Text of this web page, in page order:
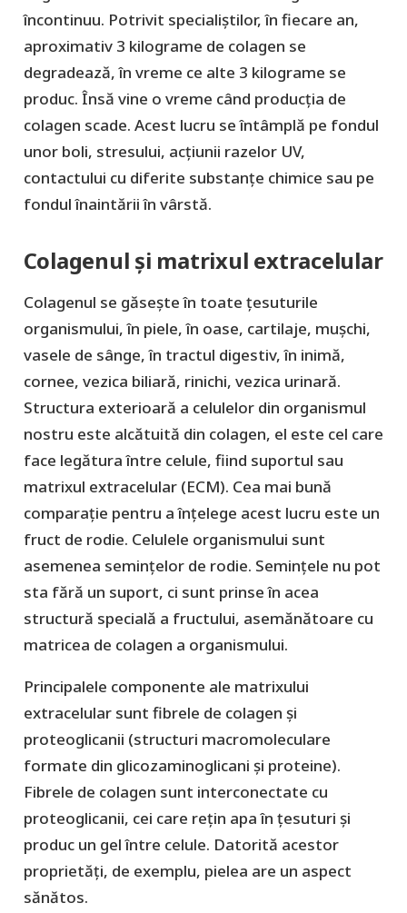
încontinuu. Potrivit specialiștilor, în fiecare an,
aproximativ 3 kilograme de colagen se
degradează, în vreme ce alte 3 kilograme se
produc. Însă vine o vreme când producția de
colagen scade. Acest lucru se întâmplă pe fondul
unor boli, stresului, acțiunii razelor UV,
contactului cu diferite substanțe chimice sau pe
fondul înaintării în vârstă.
Colagenul și matrixul extracelular
Colagenul se găsește în toate țesuturile
organismului, în piele, în oase, cartilaje, mușchi,
vasele de sânge, în tractul digestiv, în inimă,
cornee, vezica biliară, rinichi, vezica urinară.
Structura exterioară a celulelor din organismul
nostru este alcătuită din colagen, el este cel care
face legătura între celule, fiind suportul sau
matrixul extracelular (ECM). Cea mai bună
comparație pentru a înțelege acest lucru este un
fruct de rodie. Celulele organismului sunt
asemenea semințelor de rodie. Semințele nu pot
sta fără un suport, ci sunt prinse în acea
structură specială a fructului, asemănătoare cu
matricea de colagen a organismului.
Principalele componente ale matrixului
extracelular sunt fibrele de colagen și
proteoglicanii (structuri macromoleculare
formate din glicozaminoglicani și proteine).
Fibrele de colagen sunt interconectate cu
proteoglicanii, cei care rețin apa în țesuturi și
produc un gel între celule. Datorită acestor
proprietăți, de exemplu, pielea are un aspect
sănătos.